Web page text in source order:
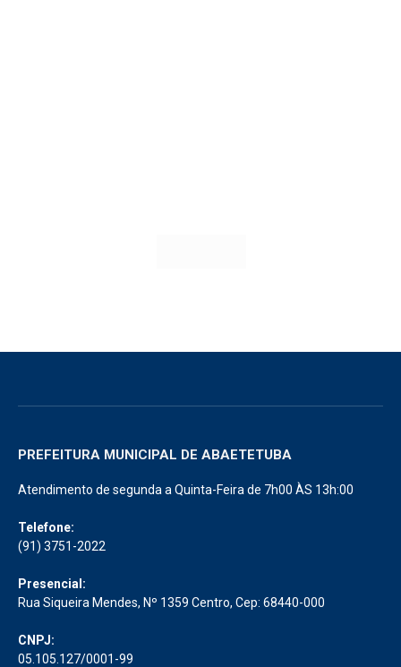
PREFEITURA MUNICIPAL DE ABAETETUBA
Atendimento de segunda a Quinta-Feira de 7h00 ÀS 13h:00
Telefone:
(91) 3751-2022
Presencial:
Rua Siqueira Mendes, Nº 1359 Centro, Cep: 68440-000
CNPJ:
05.105.127/0001-99